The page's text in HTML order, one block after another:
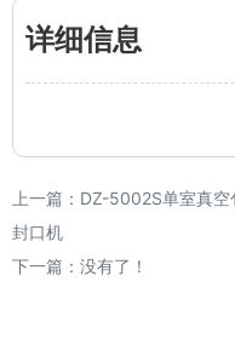
详细信息
上一篇： DZ-5002S单室真空
封口机
下一篇：没有了！